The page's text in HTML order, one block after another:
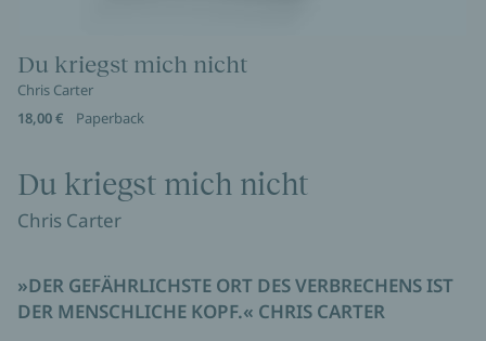
Du kriegst mich nicht
Chris Carter
18,00 €
Paperback
Du kriegst mich nicht
Chris Carter
»DER GEFÄHRLICHSTE ORT DES VERBRECHENS IST
DER MENSCHLICHE KOPF.« CHRIS CARTER